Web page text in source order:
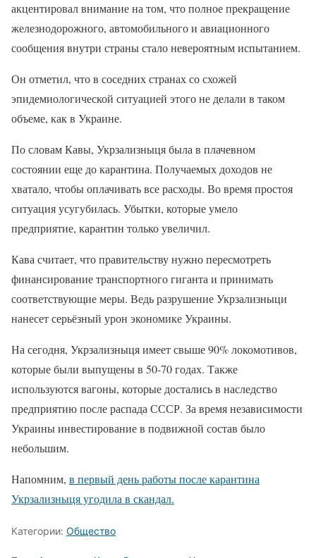
акцентировал внимание на том, что полное прекращение
железнодорожного, автомобильного и авиационного
сообщения внутри страны стало невероятным испытанием.
Он отметил, что в соседних странах со схожей
эпидемиологической ситуацией этого не делали в таком
объеме, как в Украине.
По словам Кавы, Укрзализныця была в плачевном
состоянии еще до карантина. Получаемых доходов не
хватало, чтобы оплачивать все расходы. Во время простоя
ситуация усугубилась. Убытки, которые умело
предприятие, карантин только увеличил.
Кава считает, что правительству нужно пересмотреть
финансирование транспортного гиганта и принимать
соответствующие меры. Ведь разрушение Укрзализныци
нанесет серьёзный урон экономике Украины.
На сегодня, Укрзализныця имеет свыше 90% локомотивов,
которые были выпущены в 50-70 годах. Также
используются вагоны, которые достались в наследство
предприятию после распада СССР. За время независимости
Украины инвестирование в подвижной состав было
небольшим.
Напомним, в первый день работы после карантина
Укрзализныця угодила в скандал.
Категории: Общество